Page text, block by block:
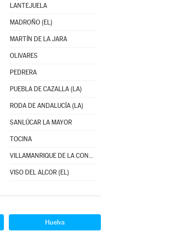
LANTEJUELA
MADROÑO (EL)
MARTÍN DE LA JARA
OLIVARES
PEDRERA
PUEBLA DE CAZALLA (LA)
RODA DE ANDALUCÍA (LA)
SANLÚCAR LA MAYOR
TOCINA
VILLAMANRIQUE DE LA CONDESA
VISO DEL ALCOR (EL)
Huelva